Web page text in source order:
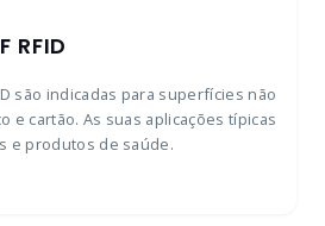
RFID
são indicadas para superfícies não
e cartão. As suas aplicações típicas
e produtos de saúde.